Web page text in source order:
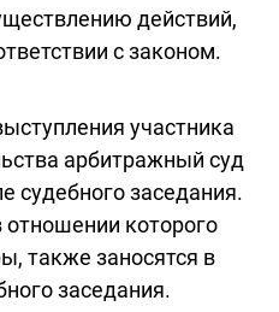
действий,
с законом.
участника
арбитражный суд
судебного заседания.
которого
также заносятся в
заседания.